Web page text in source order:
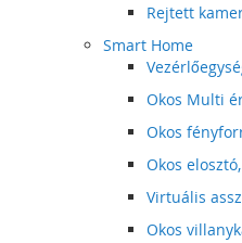
Rejtett
Smart Home
Okos Multi
Okos
Okos
Virtuális
Okos